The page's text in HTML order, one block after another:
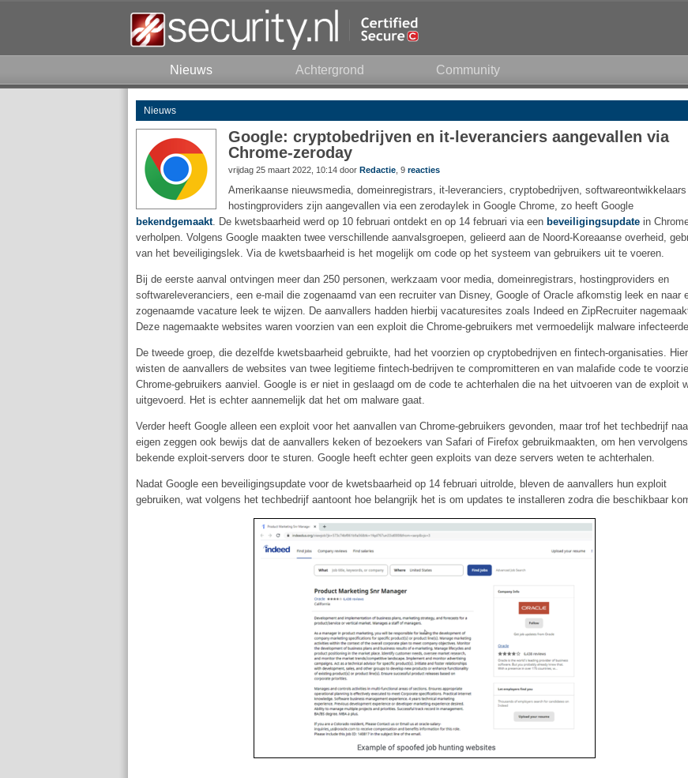
Nieuws Achtergrond Community
Nieuws
Google: cryptobedrijven en it-leveranciers aangevallen via
Chrome-zeroday
vrijdag 25 maart 2022, 10:14 door Redactie , 9 reacties
Amerikaanse nieuwsmedia, domeinregistrars, it-leveranciers, cryptobedrijven,
hostingproviders zijn aangevallen via een zerodaylek in Google Chrome, zo heeft Google
bekendgemaakt. De kwetsbaarheid werd op 10 februari ontdekt en op 14 februari via een beveiligingsupdate in
verholpen. Volgens Google maakten twee verschillende aanvalsgroepen, gelieerd aan de Noord-Koreaanse overheid,
van het beveiligingslek. Via de kwetsbaarheid is het mogelijk om code op het systeem van gebruikers uit te voeren.
Bij de eerste aanval ontvingen meer dan 250 personen, werkzaam voor media, domeinregistrars, hostingproviders en
softwareleveranciers, een e-mail die zogenaamd van een recruiter van Disney, Google of Oracle afkomstig leek en naar
zogenaamde vacature leek te wijzen. De aanvallers hadden hierbij vacaturesites zoals Indeed en ZipRecruiter
Deze nagemaakte websites waren voorzien van een exploit die Chrome-gebruikers met vermoedelijk malware
De tweede groep, die dezelfde kwetsbaarheid gebruikte, had het voorzien op cryptobedrijven en fintech-organisaties.
wisten de aanvallers de websites van twee legitieme fintech-bedrijven te compromitteren en van malafide code te
Chrome-gebruikers aanviel. Google is er niet in geslaagd om de code te achterhalen die na het uitvoeren van de exploit
uitgevoerd. Het is echter aannemelijk dat het om malware gaat.
Verder heeft Google alleen een exploit voor het aanvallen van Chrome-gebruikers gevonden, maar trof het techbedrijf
eigen zeggen ook bewijs dat de aanvallers keken of bezoekers van Safari of Firefox gebruikmaakten, om hen
bekende exploit-servers door te sturen. Google heeft echter geen exploits van deze servers weten te achterhalen.
Nadat Google een beveiligingsupdate voor de kwetsbaarheid op 14 februari uitrolde, bleven de aanvallers hun exploit
gebruiken, wat volgens het techbedrijf aantoont hoe belangrijk het is om updates te installeren zodra die beschikbaar